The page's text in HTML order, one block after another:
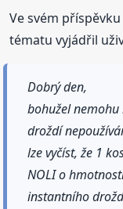
Ve svém
tématu vyjádřil
Dobrý den,
bohužel
droždí
lze vyčíst, že 1
NOLI o
instantního